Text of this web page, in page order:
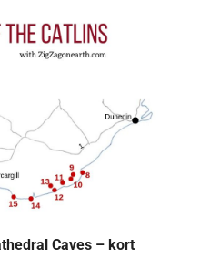
Caves – kort